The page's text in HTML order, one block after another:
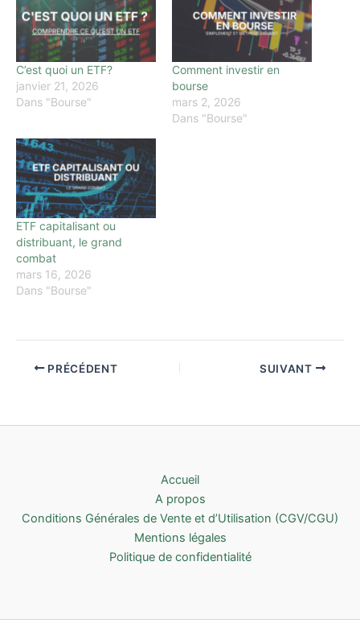
C’est quoi un ETF?
janvier 21, 2026
Dans "Bourse"
Comment investir en
bourse
mars 2, 2026
Dans "Bourse"
ETF capitalisant ou
distribuant, le grand
combat
mars 16, 2026
Dans "Bourse"
PRÉCÉDENT SUIVANT
Accueil
A propos
Conditions Générales de Vente et d’Utilisation (CGV/CGU)
Mentions légales
Politique de confidentialité